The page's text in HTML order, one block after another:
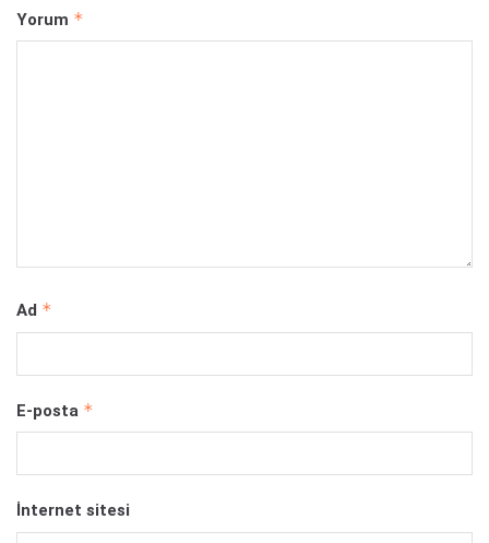
Yorum *
Ad *
E-posta *
İnternet sitesi